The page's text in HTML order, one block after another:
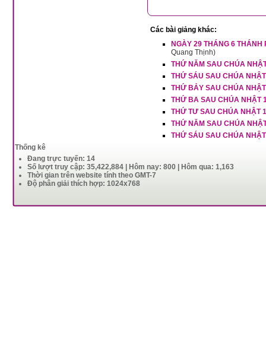
Các bài giảng khác:
NGÀY 29 THÁNG 6 THÁNH
Quang Thịnh)
THỨ NĂM SAU CHÚA
THỨ SÁU SAU CHÚA
THỨ BẢY SAU CHÚA
THỨ BA SAU CHÚA NHẬT
THỨ TƯ SAU CHÚA NHẬT
THỨ NĂM SAU CHÚA
THỨ SÁU SAU CHÚA
Thống kê
Đang trực tuyến: 14
Số lượt truy cập: 35,422,884 | Hôm nay: 800 | Hôm qua: 1,163
Thời gian trên website tính theo GMT-7
Độ phân giải thích hợp: 1024x768